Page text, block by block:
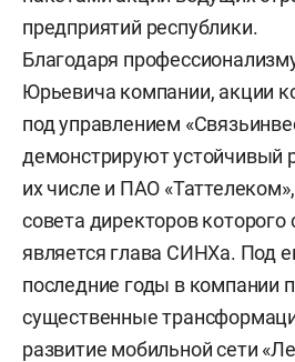
предприятий республики.
Благодаря
Юрьевича компании, акции
под управлением
демонстрируют устойчивый
их числе и ПАО
совета директоров которого
является глава СИНХа. Под
последние годы в компании
существенные
развитие мобильной сети